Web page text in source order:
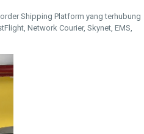
Shipping Platform yang terhubung
Network Courier, Skynet, EMS,